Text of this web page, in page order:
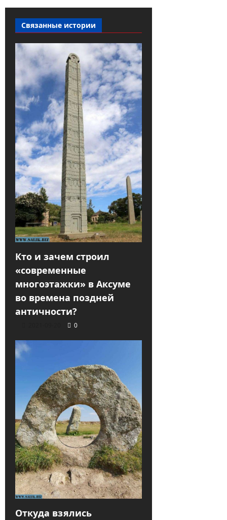
Связанные истории
Кто и зачем строил
«современные
многоэтажки» в Аксуме
во времена поздней
античности?
0
Откуда взялись